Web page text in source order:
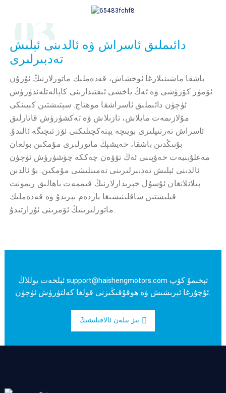
03
دائىملىق ئاسراش ۋە ئالدىنى ئېلىش
تەدبىرلىرى
باشقا ماشىنىلارغا ئوخشاش، قەدەملىك ماتورلارنىڭ ئۇزۇن
ئۆمۈر كۆرۈشى ۋە ئەڭ ياخشى ئىقتىدارىنى كاپالەتلەندۈرۈش
ئۈچۈن دائىملىق ئاسراشقا موھتاج. سېتىشتىن كېيىنكى
مۇلازىمەت مايلاش، تازىلاش ۋە تەكشۈرۈش قاتارلىق
ئاسراش تەرتىپلىرى بويىچە يېتەكچىلىكنى ئۆز ئىچىگە ئالىدۇ.
بۇنىڭدىن باشقا، خەيشېڭ ماتورلىرى مۇمكىن بولغان
مەغلۇبىيەت خەۋپىنى ئەڭ تۆۋەن چەككە چۈشۈرۈش ئۈچۈن
ئالدىنى ئېلىش تەدبىرلىرىنى تەمىنلىشى مۇمكىن. بۇ ئالدىن
پىلانلانغان ئۇسۇل خېرىدارلارنىڭ قىممەت باھالىق رېمونت
قىلىشتىن ساقلىنىشىغا ياردەم بېرىدۇ ۋە قەدەملىك
ماتورلىرىنىڭ ئۆمرىنى ئۇزارتىدۇ.
ئېلخەت يوللاڭsupport@haishengmotors.comتېخىمۇ كۆپ
ئۇچۇرغا ئېرىشىش ۋە ھوقۇقىڭىزنى قولغا كەلتۈرۈش ئۈچۈن.
بىز بىلەن ئالاقىلىشىڭ